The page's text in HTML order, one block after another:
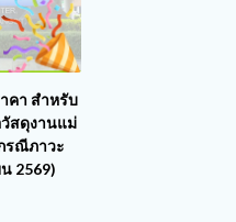
คา สำหรับ
สดุงานแม่
รณีภาวะ
2569)